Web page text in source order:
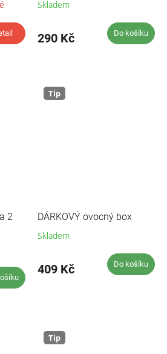
produktu
je
Skladem
290 Kč Do košíku
2
Tip
DÁRKOVÝ ovocný box
Skladem
409 Kč Do košíku
Tip